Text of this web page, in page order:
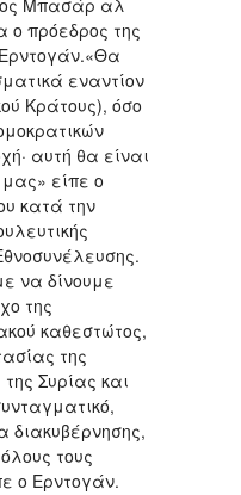
Μπασάρ αλ
πρόεδρος της
εναντίον
Κράτους), όσο
αυτή θα είναι
είπε ο
κατά την
να δίνουμε
της
καθεστώτος,
της
Συρίας και
διακυβέρνησης,
τους
ο Ερντογάν.